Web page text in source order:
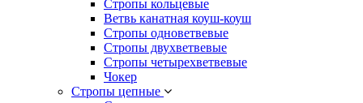
Стропы кольцевые
Ветвь канатная коуш-коуш
Стропы одноветвевые
Стропы двухветвевые
Стропы четырехветвевые
Чокер
Стропы цепные